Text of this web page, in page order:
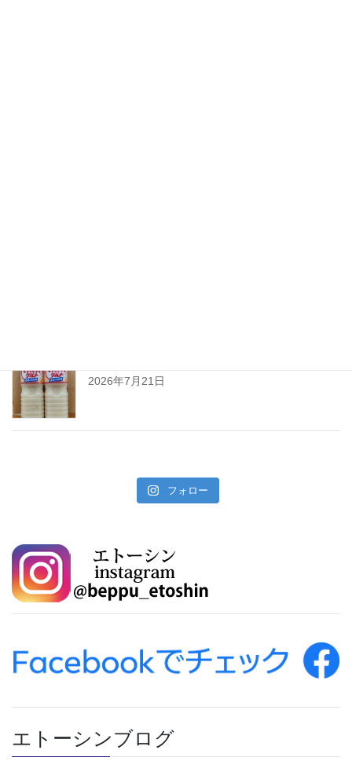
2026年7月21日
フォロー
エトーシンブログ